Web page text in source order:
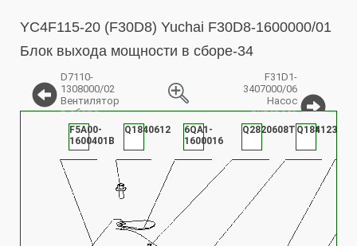
YC4F115-20 (F30D8) Yuchai F30D8-1600000/01
Блок выхода мощности в сборе-34
D7110-
1308000/02
Вентилятор
в сборе
%
F31D1-
3407000/06
Насос
рулевого
механизма
в сборе
F5A00-
1600401B
Q1840612
6QA1-
1600016
Q2820608T10F9